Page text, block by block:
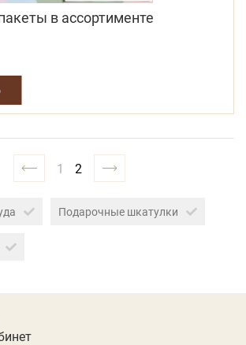
в ассортименте
1 2
Подарочные шкатулки